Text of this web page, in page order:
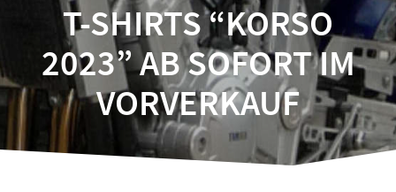
T-SHIRTS “KORSO
2023” AB SOFORT IM
VORVERKAUF